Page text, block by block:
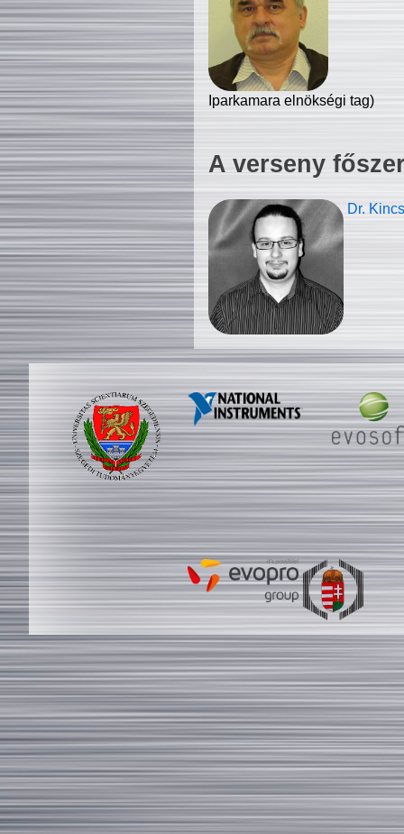
Iparkamara elnökségi tag)
A verseny
Dr.